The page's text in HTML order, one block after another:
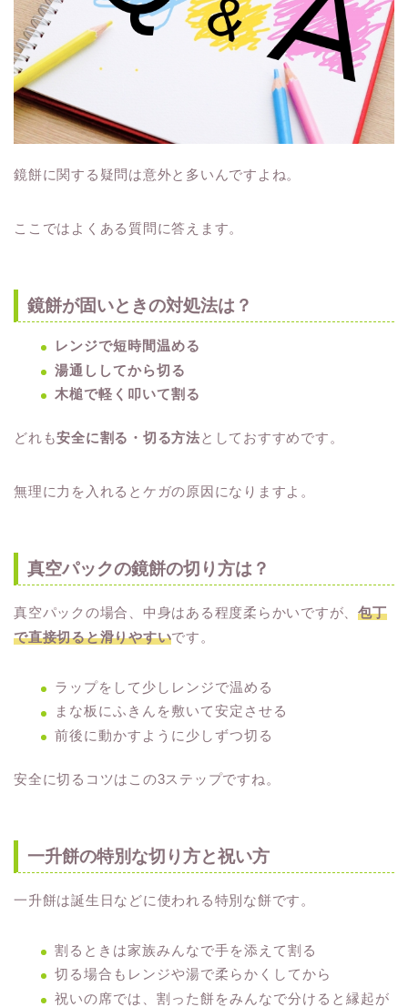
鏡餅に関する疑問は意外と多いんですよね。
ここではよくある質問に答えます。
鏡餅が固いときの対処法は？
レンジで短時間温める
湯通ししてから切る
木槌で軽く叩いて割る
どれも安全に割る・切る方法としておすすめです。
無理に力を入れるとケガの原因になりますよ。
真空パックの鏡餅の切り方は？
真空パックの場合、中身はある程度柔らかいですが、包丁
で直接切ると滑りやすいです。
ラップをして少しレンジで温める
まな板にふきんを敷いて安定させる
前後に動かすように少しずつ切る
安全に切るコツはこの3ステップですね。
一升餅の特別な切り方と祝い方
一升餅は誕生日などに使われる特別な餅です。
割るときは家族みんなで手を添えて割る
切る場合もレンジや湯で柔らかくしてから
祝いの席では、割った餅をみんなで分けると縁起が